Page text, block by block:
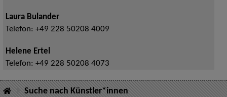
Laura Bulander
Telefon: +49 228 50208 4009
Helene Ertel
Telefon: +49 228 50208 4073
Suche nach Künstler*innen